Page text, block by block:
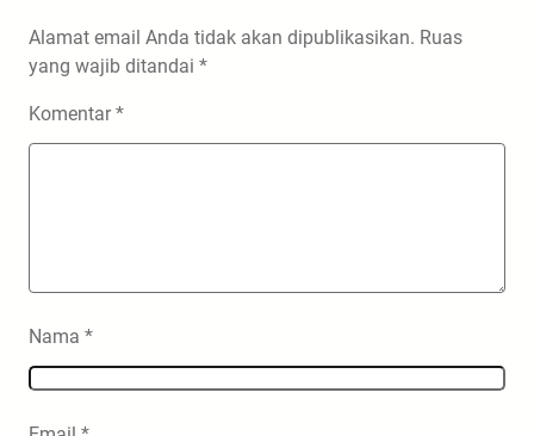
Alamat email Anda tidak akan dipublikasikan. Ruas
yang wajib ditandai *
Komentar*
Nama *